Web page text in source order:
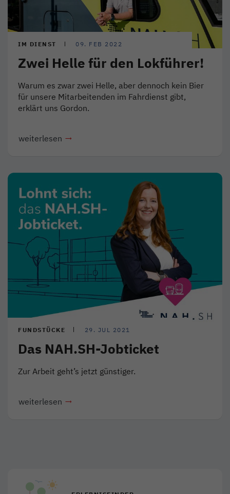
IM DIENST 09. FEB 2022
Zwei Helle für den Lokführer!
Warum es zwar zwei Helle, aber dennoch kein Bier
für unsere Mitarbeitenden im Fahrdienst gibt,
erklärt uns Gordon.
weiterlesen
FUNDSTÜCKE 29. JUL 2021
Das NAH.SH-Jobticket
Zur Arbeit geht’s jetzt günstiger.
weiterlesen